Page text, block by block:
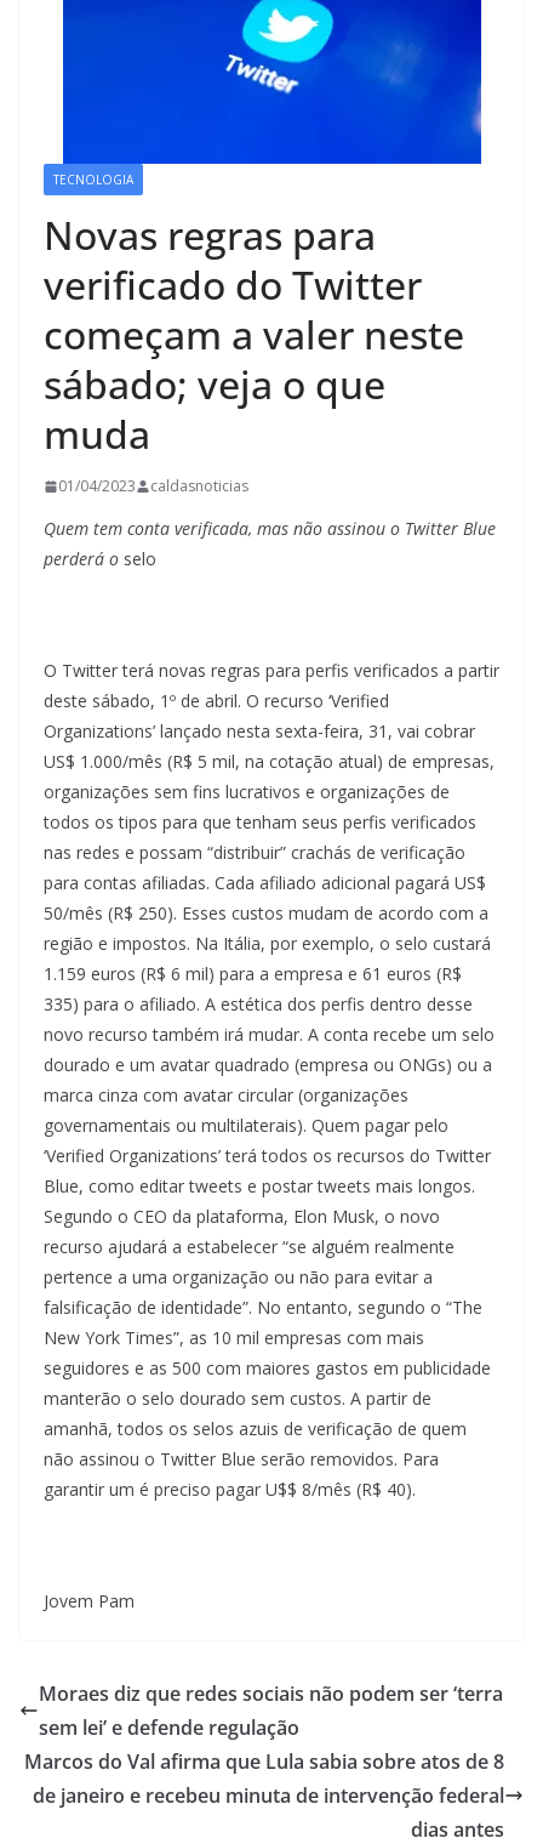
TECNOLOGIA
Novas regras para
verificado do Twitter
começam a valer neste
sábado; veja o que
muda
01/04/2023 caldasnoticias
Quem tem conta verificada, mas não assinou o Twitter Blue
perderá o selo
O Twitter terá novas regras para perfis verificados a partir
deste sábado, 1º de abril. O recurso ‘Verified
Organizations’ lançado nesta sexta-feira, 31, vai cobrar
US$ 1.000/mês (R$ 5 mil, na cotação atual) de empresas,
organizações sem fins lucrativos e organizações de
todos os tipos para que tenham seus perfis verificados
nas redes e possam “distribuir” crachás de verificação
para contas afiliadas. Cada afiliado adicional pagará US$
50/mês (R$ 250). Esses custos mudam de acordo com a
região e impostos. Na Itália, por exemplo, o selo custará
1.159 euros (R$ 6 mil) para a empresa e 61 euros (R$
335) para o afiliado. A estética dos perfis dentro desse
novo recurso também irá mudar. A conta recebe um selo
dourado e um avatar quadrado (empresa ou ONGs) ou a
marca cinza com avatar circular (organizações
governamentais ou multilaterais). Quem pagar pelo
‘Verified Organizations’ terá todos os recursos do Twitter
Blue, como editar tweets e postar tweets mais longos.
Segundo o CEO da plataforma, Elon Musk, o novo
recurso ajudará a estabelecer “se alguém realmente
pertence a uma organização ou não para evitar a
falsificação de identidade”. No entanto, segundo o “The
New York Times”, as 10 mil empresas com mais
seguidores e as 500 com maiores gastos em publicidade
manterão o selo dourado sem custos. A partir de
amanhã, todos os selos azuis de verificação de quem
não assinou o Twitter Blue serão removidos. Para
garantir um é preciso pagar U$$ 8/mês (R$ 40).
Jovem Pam
Moraes diz que redes sociais não podem ser ‘terra
sem lei’ e defende regulação
Marcos do Val afirma que Lula sabia sobre atos de 8
de janeiro e recebeu minuta de intervenção federal
dias antes